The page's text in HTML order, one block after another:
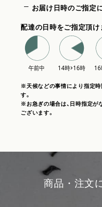
お届け日時のご指定
配達の日時をご指定頂け
※天候などの事情により指定時
す。
※お急ぎの場合は、日時指定が
ございます。
商品・注文